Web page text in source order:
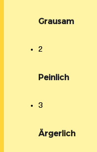
Grausam
2
Peinlich
3
Ärgerlich